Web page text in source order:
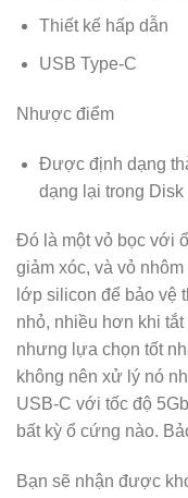
Thiết kế hấp dẫn
USB Type-C
Nhược điểm
Được định dạng
dạng lại trong Disk
Đó là một vỏ bọc với
giảm xóc, và vỏ
lớp silicon để bảo vệ
nhỏ, nhiều hơn khi
nhưng lựa chọn tốt
không nên xử lý nó
USB-C với tốc độ
bất kỳ ổ cứng nào.
Bạn sẽ nhận được